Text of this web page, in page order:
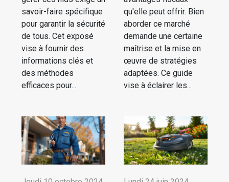
savoir-faire spécifique
pour garantir la sécurité
de tous. Cet exposé
vise à fournir des
informations clés et
des méthodes
efficaces pour...
qu'elle peut offrir. Bien
aborder ce marché
demande une certaine
maîtrise et la mise en
œuvre de stratégies
adaptées. Ce guide
vise à éclairer les...